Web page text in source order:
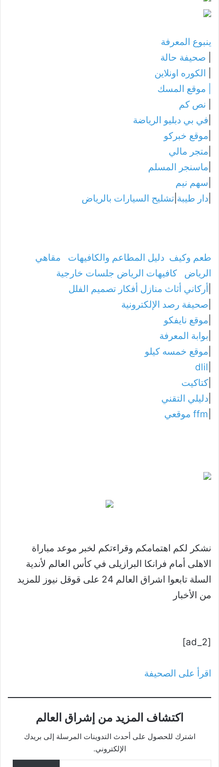
ينبوع المعرفة
صحيفة حالة
الكوره اونلاين
موقع المسك
نص كم
في بي دبليو الرياضة
موقع خبركو
متجر مالي
ماسنجر المسلم
سهم نيم
دار طيبة تشليح السيارات بالرياض
طعم وكيف دليل المطاعم والكافيهات
مقاهي
الرياض
كافيهات الرياض جلسات خارجية
أركاني أثاث منازل أفكار تصميم الفلل
صحيفة رصد الإلكترونية
موقع نايفكو
بوابة المعرفة
موقع خمسه كيلو
dlil
كتاكيت
دليلي التقني
ffm موقعي
نشكر لكم اهتمامكم وقراءتكم لخبر موعد مباراة
الاهلى أمام فرانكا البرازيلى في كأس العالم لأندية
السلة تابعوا اشراق العالم 24 على قوقل نيوز للمزيد
من الأخبار
[ad_2]
اقرأ على الصحيفة
اكتشاف المزيد من إشراق العالم
اشترك للحصول على أحدث التدوينات المرسلة إلى بريدك
الإلكتروني.
كتابة بريدك الإلكتروني...